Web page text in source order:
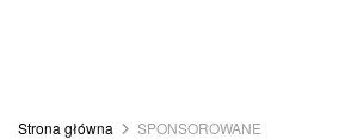
Strona główna SPONSOROWANE